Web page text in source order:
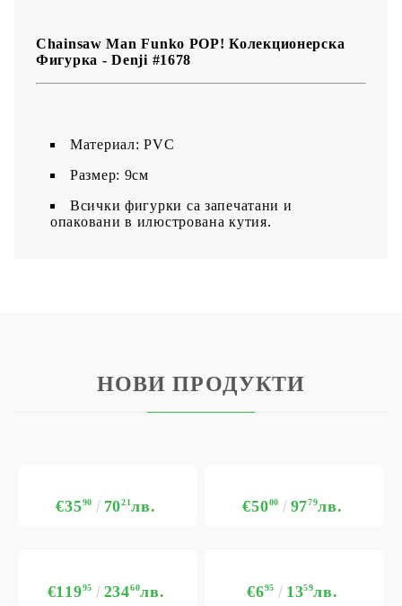
Chainsaw Man Funko POP! Колекционерска
Фигурка - Denji #1678
Материал: PVC
Размер: 9см
Всички фигурки са запечатани и
опаковани в илюстрована кутия.
НОВИ ПРОДУКТИ
€3590 7021лв. €5000 9779лв.
€11995 23460лв. €695 1359лв.